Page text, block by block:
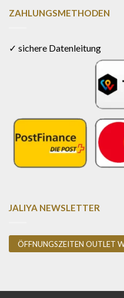
ZAHLUNGSMETHODEN
✓ sichere Datenleitung
JALIYA NEWSLETTER
ÖFFNUNGSZEITEN OUTLET